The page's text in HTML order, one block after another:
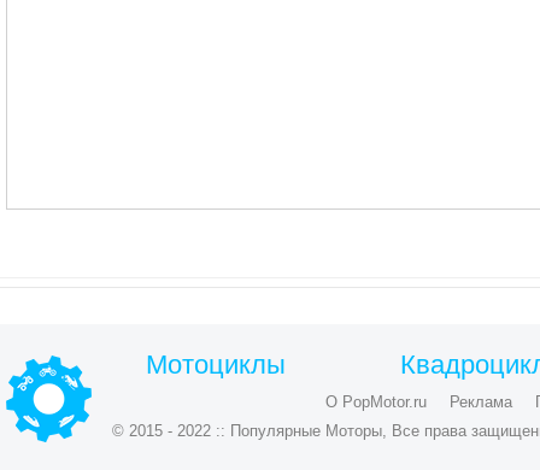
Мотоциклы
О PopMotor.ru Реклама
© 2015 - 2022 :: Популярные Моторы, Все права